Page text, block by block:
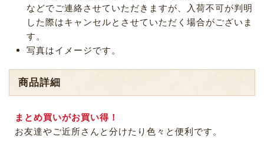
などでご連絡させていただきますが、入荷不可が判明
した際はキャンセルとさせていただく場合がございま
す。
写真はイメージです。
商品詳細
まとめ買いがお買い得！
お友達やご近所さんと分けたり色々と便利です。